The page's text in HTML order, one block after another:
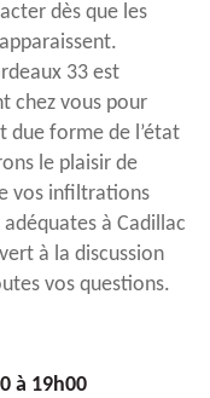
dès que les
33 est
chez vous pour
due forme de l’état
le plaisir de
vos infiltrations
à Cadillac
à la discussion
vos questions.
à 19h00